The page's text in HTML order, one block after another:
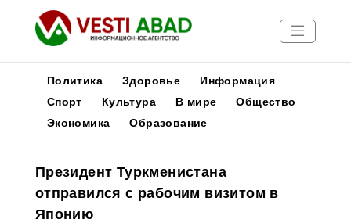
Новости
Медиа
Афиша
Политика Здоровье
Информация
Спорт
Культура В мире
Общество
Экономика
Образование
Президент Туркменистана
отправился с рабочим визитом в
Японию